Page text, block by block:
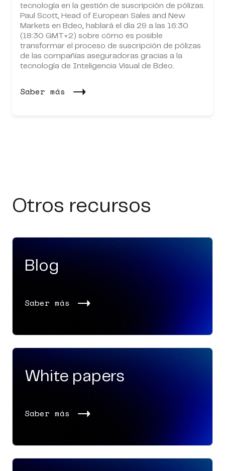
tecnología en la gestión de suscripción de pólizas.
Paul Scott, Head of European Sales and New
Markets en Bdeo, hablará el día 29 a las 16:30
(18:30 GMT+2) sobre cómo es posible
transformar el proceso de suscripción de pólizas
de las compañías aseguradoras gracias a la
tecnología de Inteligencia Visual de Bdeo.
Saber más
Otros recursos
Blog
Saber más
White papers
Saber más